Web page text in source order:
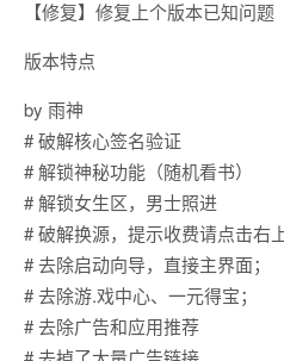
【修复】修复上个版本已知问题
版本特点
by 雨神
# 破解核心签名验证
# 解锁神秘功能（随机看书）
# 解锁女生区，男士照进
# 破解换源，提示收费请点击右
# 去除启动向导，直接主界面；
# 去除游.戏中心、一元得宝；
# 去除广告和应用推荐